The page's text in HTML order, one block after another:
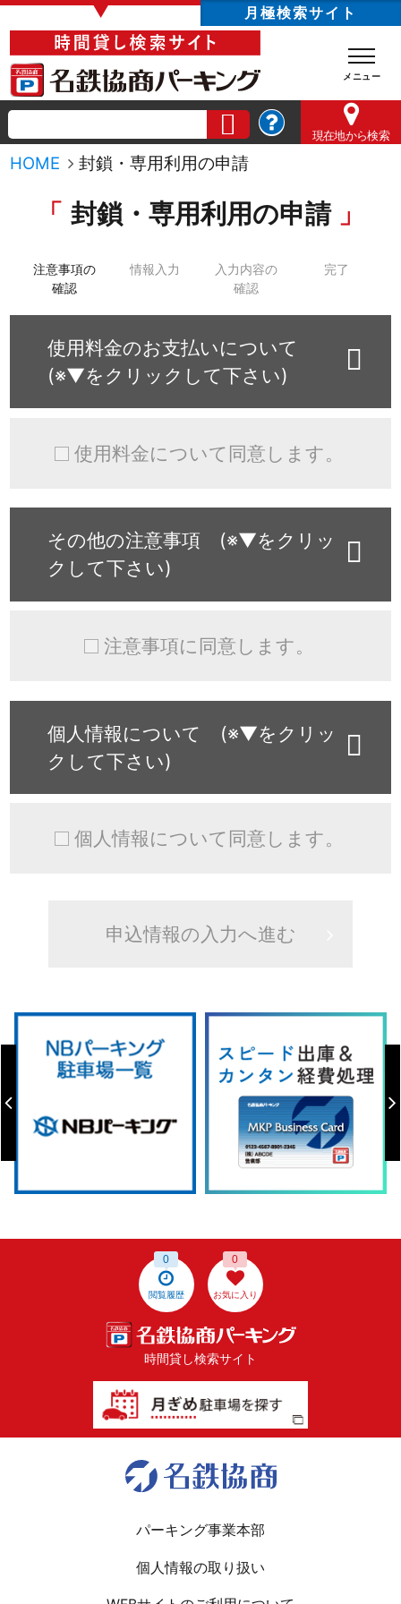
▼ 月極検索サイト
現在地から検索
HOME 封鎖・専用利用の申請
封鎖・専用利用の申請
注意事項の
確認
情報入力
入力内容の
確認
完了
使用料金のお支払いについて
(※▼をクリックして下さい)
使用料金について同意します。
その他の注意事項 (※▼をクリッ
クして下さい)
注意事項に同意します。
個人情報について (※▼をクリッ
クして下さい)
個人情報について同意します。
閲覧履歴
0
お気に入り
0
時間貸し検索サイト
パーキング事業本部
個人情報の取り扱い